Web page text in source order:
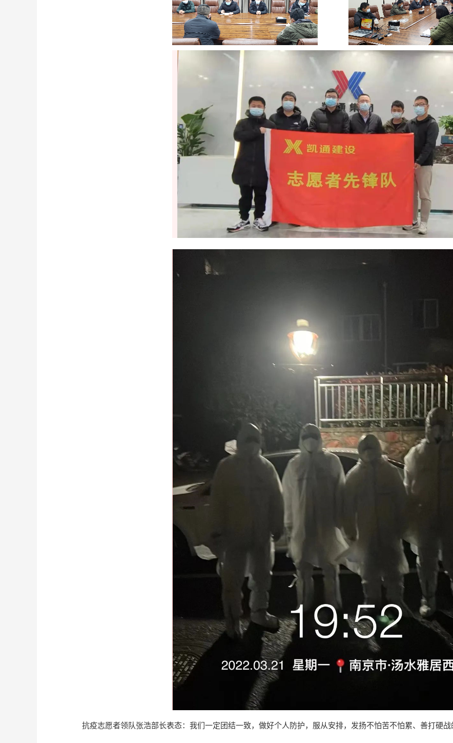
抗疫志愿者领队张浩部长表态：我们一定团结一致，做好个人防护，服从安排，发扬不怕苦不怕累、善打硬战